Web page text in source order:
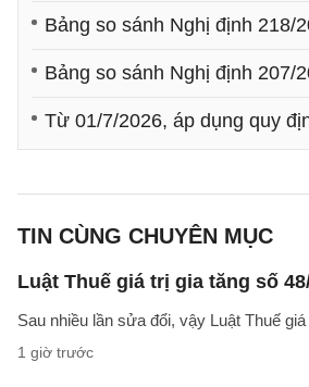
Bảng so sánh Nghị định
Bảng so sánh Nghị định
Từ 01/7/2026, áp dụng quy
TIN CÙNG CHUYÊN MỤC
Luật Thuế giá trị gia tăng số
Sau nhiều lần sửa đổi, vậy Luật Thuế
1 giờ trước